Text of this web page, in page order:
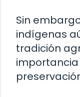
Sin
indígenas
tradición
importancia